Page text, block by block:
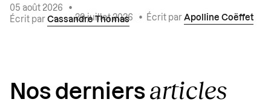
05 août 2026
•
Écrit par Cassandre Thomas
29 juillet 2026 • Écrit par Apolline Coëffet
Nos derniers articles